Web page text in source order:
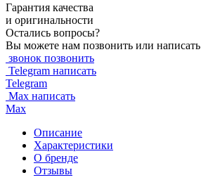
Гарантия качества
и оригинальности
Остались вопросы?
Вы можете нам позвонить или написать
звонок позвонить
Telegram написать
Telegram
Max написать
Max
Описание
Характеристики
О бренде
Отзывы